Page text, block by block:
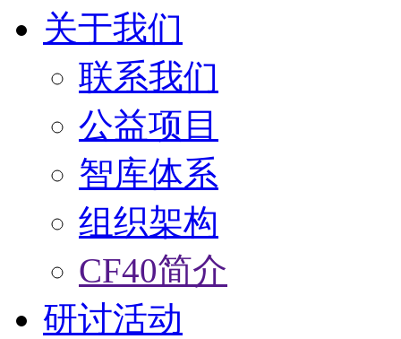
关于我们
联系我们
公益项目
智库体系
组织架构
CF40简介
研讨活动